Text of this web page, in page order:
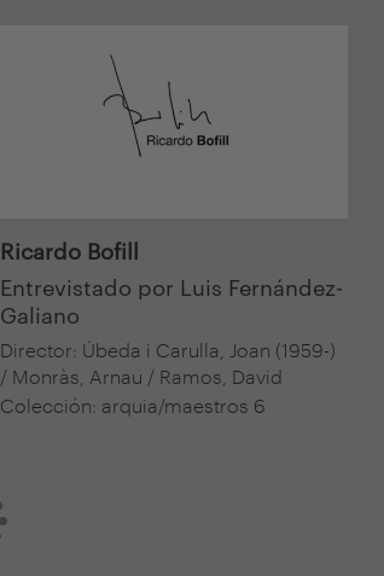
Ricardo Bofill
Entrevistado por Luis Fernández-
Galiano
Director: Úbeda i Carulla, Joan (1959-)
/ Monràs, Arnau / Ramos, David
Colección: arquia/maestros 6